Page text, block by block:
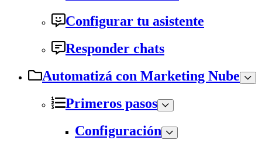
Configurar tu asistente
Responder chats
Automatizá con Marketing Nube
Primeros pasos
Configuración